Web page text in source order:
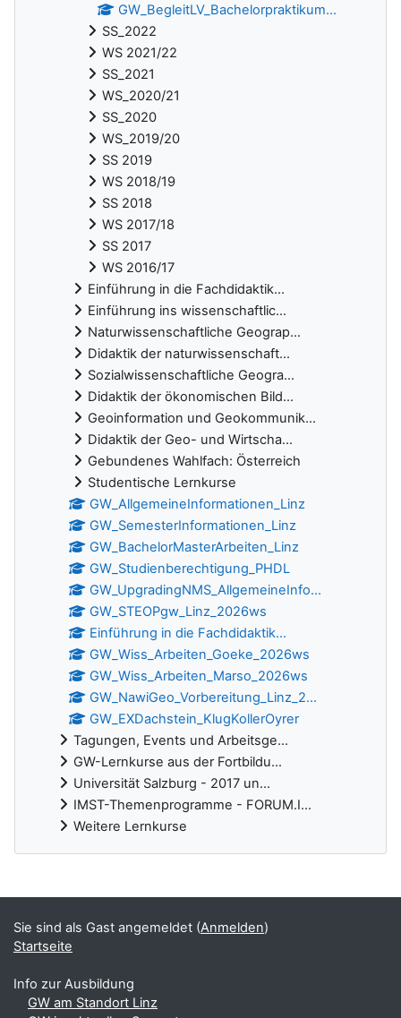
GW_BegleitLV_Bachelorpraktikum...
SS_2022
WS 2021/22
SS_2021
WS_2020/21
SS_2020
WS_2019/20
SS 2019
WS 2018/19
SS 2018
WS 2017/18
SS 2017
WS 2016/17
Einführung in die Fachdidaktik...
Einführung ins wissenschaftlic...
Naturwissenschaftliche Geograp...
Didaktik der naturwissenschaft...
Sozialwissenschaftliche Geogra...
Didaktik der ökonomischen Bild...
Geoinformation und Geokommunik...
Didaktik der Geo- und Wirtscha...
Gebundenes Wahlfach: Österreich
Studentische Lernkurse
GW_AllgemeineInformationen_Linz
GW_SemesterInformationen_Linz
GW_BachelorMasterArbeiten_Linz
GW_Studienberechtigung_PHDL
GW_UpgradingNMS_AllgemeineInfo...
GW_STEOPgw_Linz_2026ws
Einführung in die Fachdidaktik...
GW_Wiss_Arbeiten_Goeke_2026ws
GW_Wiss_Arbeiten_Marso_2026ws
GW_NawiGeo_Vorbereitung_Linz_2...
GW_EXDachstein_KlugKollerOyrer
Tagungen, Events und Arbeitsge...
GW-Lernkurse aus der Fortbildu...
Universität Salzburg - 2017 un...
IMST-Themenprogramme - FORUM.I...
Weitere Lernkurse
Ergänzungsblöcke
Sie sind als Gast angemeldet (Anmelden)
Startseite
Info zur Ausbildung
GW am Standort Linz